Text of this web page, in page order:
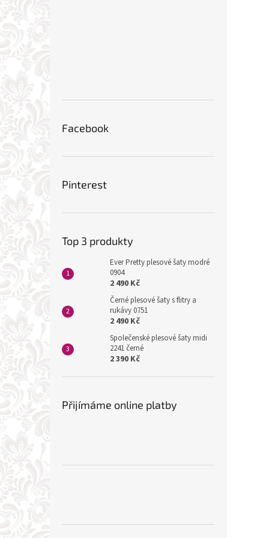
Facebook
Pinterest
Top 3 produkty
Ever Pretty plesové šaty modré
0904
2 490 Kč
Černé plesové šaty s flitry a
rukávy 0751
2 490 Kč
Společenské plesové šaty midi
2241 černé
2 390 Kč
Přijímáme online platby